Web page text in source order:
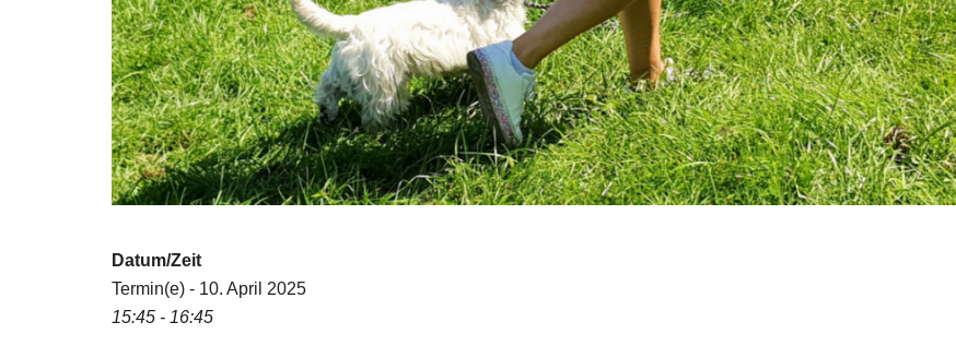
Datum/Zeit
Termin(e) - 10. April 2025
15:45 - 16:45